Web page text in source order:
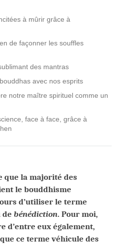
à mûrir grâce à
de façonner les souffles
des mantras
avec nos esprits
notre maître spirituel comme un
face à face, grâce à
que la majorité des
le bouddhisme
d’utiliser le terme
de bénédiction. Pour moi,
d’entre eux également,
ce terme véhicule des